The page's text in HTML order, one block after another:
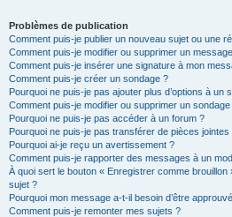
Problèmes de publication
Comment puis-je publier un nouveau sujet ou une
Comment puis-je modifier ou supprimer un
Comment puis-je insérer une signature à mon
Comment puis-je créer un sondage ?
Pourquoi ne puis-je pas ajouter plus d’options à un
Comment puis-je modifier ou supprimer un sondage
Pourquoi ne puis-je pas accéder à un forum ?
Pourquoi ne puis-je pas transférer de pièces jointes
Pourquoi ai-je reçu un avertissement ?
Comment puis-je rapporter des messages à un
À quoi sert le bouton « Enregistrer comme brouillon
sujet ?
Pourquoi mon message a-t-il besoin d’être
Comment puis-je remonter mes sujets ?